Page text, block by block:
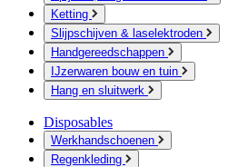
Ketting
Slijpschijven & laselektroden
Handgereedschappen
IJzerwaren bouw en tuin
Hang en sluitwerk
Disposables
Werkhandschoenen
Regenkleding